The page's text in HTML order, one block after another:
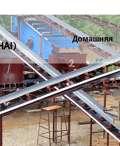
Домашняя